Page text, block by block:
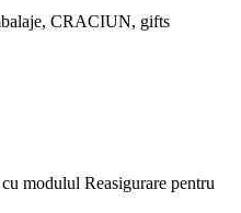
gifts
modulul Reasigurare pentru